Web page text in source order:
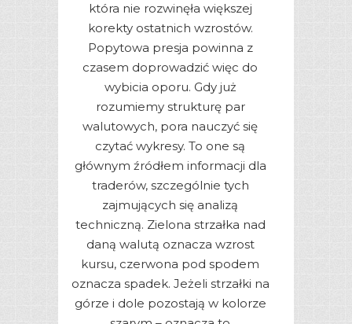
która nie rozwinęła większej
korekty ostatnich wzrostów.
Popytowa presja powinna z
czasem doprowadzić więc do
wybicia oporu. Gdy już
rozumiemy strukturę par
walutowych, pora nauczyć się
czytać wykresy. To one są
głównym źródłem informacji dla
traderów, szczególnie tych
zajmujących się analizą
techniczną. Zielona strzałka nad
daną walutą oznacza wzrost
kursu, czerwona pod spodem
oznacza spadek. Jeżeli strzałki na
górze i dole pozostają w kolorze